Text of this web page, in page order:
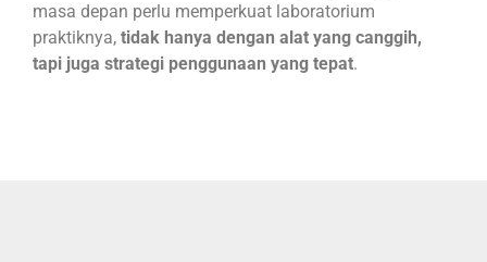
masa depan perlu memperkuat laboratorium
praktiknya, tidak hanya dengan alat yang canggih,
tapi juga strategi penggunaan yang tepat.